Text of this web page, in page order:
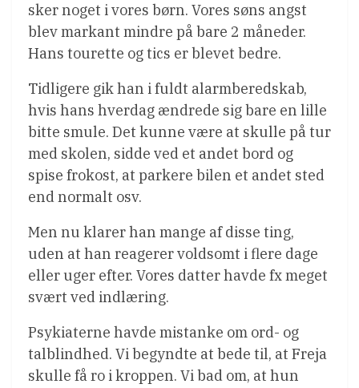
sker noget i vores børn. Vores søns angst
blev markant mindre på bare 2 måneder.
Hans tourette og tics er blevet bedre.
Tidligere gik han i fuldt alarmberedskab,
hvis hans hverdag ændrede sig bare en lille
bitte smule. Det kunne være at skulle på tur
med skolen, sidde ved et andet bord og
spise frokost, at parkere bilen et andet sted
end normalt osv.
Men nu klarer han mange af disse ting,
uden at han reagerer voldsomt i flere dage
eller uger efter. Vores datter havde fx meget
svært ved indlæring.
Psykiaterne havde mistanke om ord- og
talblindhed. Vi begyndte at bede til, at Freja
skulle få ro i kroppen. Vi bad om, at hun